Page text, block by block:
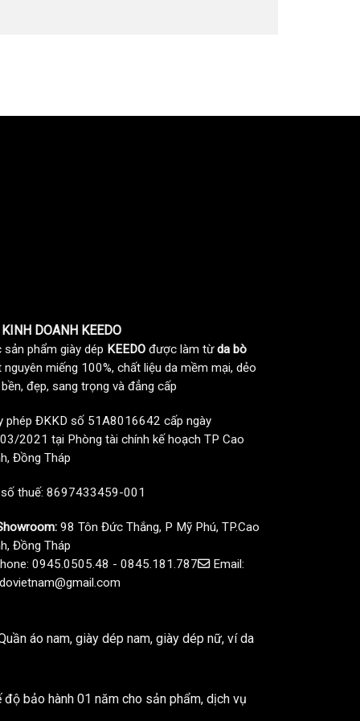
KINH DOANH KEEDO
sản phẩm giày dép KEEDO được làm từda bò
nguyên miếng 100%, chất liệu da mềm mại, dẻo
bền, đẹp, sang trọng và đẳng cấp
phép ĐKKD số 51A8016642 cấp ngày
2021 tại Phòng tài chính kế hoạch TP Cao
Đồng Tháp
thuế: 8697433459-001
98 Tôn Đức Thắng, P Mỹ Phú, TP.Cao
Đồng Tháp
0945.0505.48 - 0845.181.787
Email:
áo nam, giày dép nam, giày dép nữ, ví da
độ bảo hành 01 năm cho sản phẩm, dịch vụ